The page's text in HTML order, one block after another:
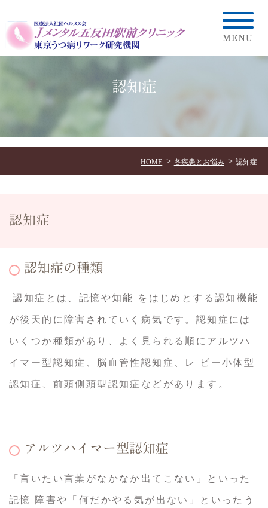
認知症
HOME 各疾患とお悩み 認知症
認知症
認知症の種類
認知症とは、記憶や知能 をはじめとする認知機能
が後天的に障害されていく病気です。認知症には
いくつか種類があり、よく見られる順にアルツハ
イマー型認知症、脳血管性認知症、レ ビー小体型
認知症、前頭側頭型認知症などがあります。
アルツハイマー型認知症
「言いたい言葉がなかなか出てこない」といった
記憶 障害や「何だかやる気が出ない」といったう